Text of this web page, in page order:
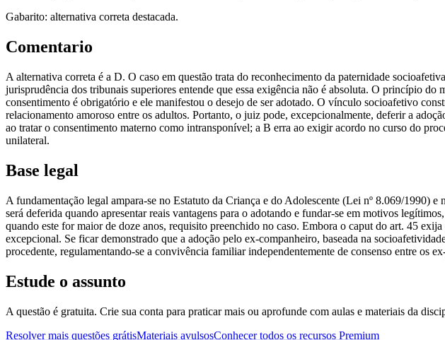
Gabarito: alternativa correta destacada.
Comentario
A alternativa correta é a D. O caso em questão trata do reconhecimento da paternidade
jurisprudência dos tribunais superiores entende que essa exigência não é absoluta. O princípio
consentimento é obrigatório e ele manifestou o desejo de ser adotado. O vínculo socioafetivo
relacionamento amoroso entre os adultos. Portanto, o juiz pode, excepcionalmente, deferir a
ao tratar o consentimento materno como intransponível; a B erra ao exigir acordo no curso do
unilateral.
Base legal
A fundamentação legal ampara-se no Estatuto da Criança e do Adolescente (Lei nº 8.069/1990)
será deferida quando apresentar reais vantagens para o adotando e fundar-se em motivos
quando este for maior de doze anos, requisito preenchido no caso. Embora o caput do art. 45
excepcional. Se ficar demonstrado que a adoção pelo ex-companheiro, baseada na
procedente, regulamentando-se a convivência familiar independentemente de consenso entre os
Estude o assunto
A questão é gratuita. Crie sua conta para praticar mais ou aprofunde com aulas e materiais da
Resolver mais questões grátisMateriais avulsosConhecer todos os recursos Premium